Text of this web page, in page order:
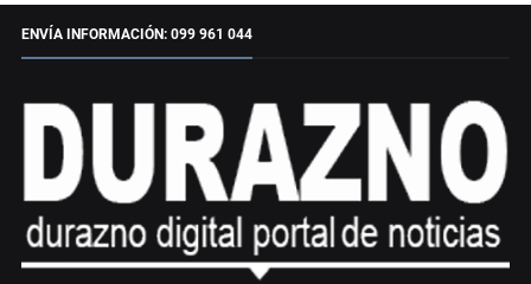
ENVÍA INFORMACIÓN: 099 961 044